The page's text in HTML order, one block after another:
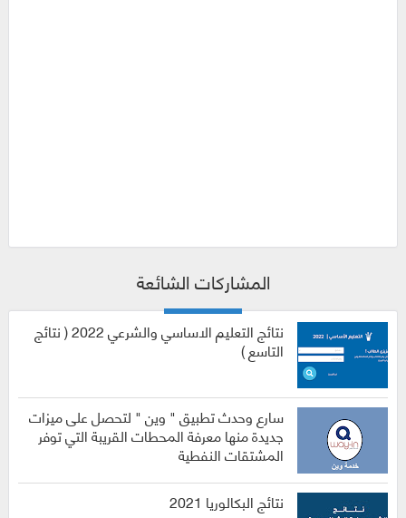
المشاركات الشائعة
نتائج التعليم الاساسي والشرعي 2022 ( نتائج
التاسع )
سارع وحدث تطبيق " وين " لتحصل على ميزات
جديدة منها معرفة المحطات القريبة التي توفر
المشتقات النفطية
نتائج البكالوريا 2021